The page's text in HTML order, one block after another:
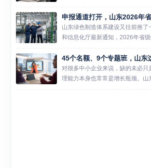
门槛。山东这次把首台（套）技术
料和首版次高端软件放进同一轮保
里，说白了，就是想帮这...
山东绿色制造体系建设又往前推了
和信息化厅最新通知，2026年省
推荐工作已经启动，涉及绿色工厂
绿色供应链管理企业三类主体。对
的企业和园区来说...
对很多中小企业来说，缺的未必只
理能力本身也常常是增长瓶颈。山
领军人才培训，瞄准的正是这个